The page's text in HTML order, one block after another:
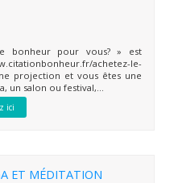
bonheur pour vous? » est
achetez-le-
projection et vous êtes une
un salon ou festival,...
ici
ET MÉDITATION